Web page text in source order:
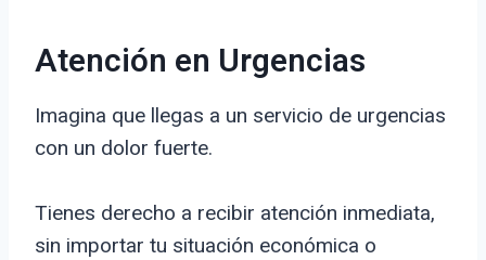
Atención en Urgencias
Imagina que llegas a un servicio de urgencias
con un dolor fuerte.
Tienes derecho a recibir atención inmediata,
sin importar tu situación económica o